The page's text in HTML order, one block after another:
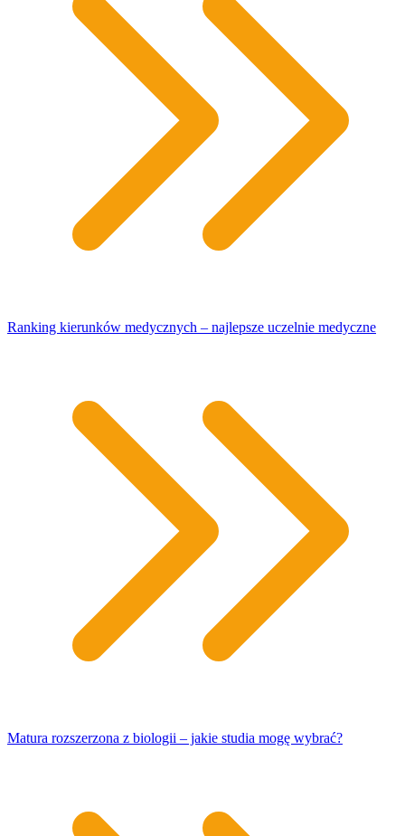
Ranking kierunków medycznych – najlepsze uczelnie medyczne
Matura rozszerzona z biologii – jakie studia mogę wybrać?